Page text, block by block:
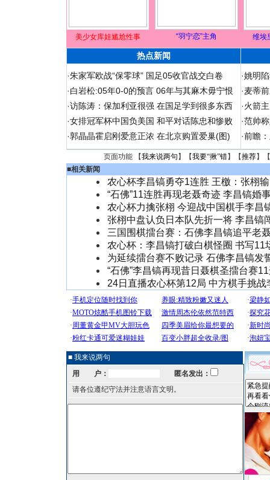
美少女库娃尴尬性事 “羽宁恋”主角 维埃
热点新闻
·朱家军欧战“保零球” 国足05收官战交白卷
·白岩松:05年0-0的预言 06年与其麻木毋宁恨
·访陈涛：保加利亚很强 在国足学到很多东西
·女排冠军杯中国负美国 和平对话陈忠和惨败
·郭晶晶霍启刚爱意正浓 在北京购置爱巢(图)
·姚明
·麦蒂
·火箭
·范帅
·前瞻
页面功能 【我来说两句 】【我要“揪”错】【推荐】
■相关新闻
农心杯李昌镐勇夺1连胜 王檄：张栩
“石佛”11连胜再现老聂奇迹 李昌镐婚
农心杯力擒张栩 今迎战中国棋手李昌
张栩中盘认负日本队先折一将 李昌镐
三国围棋擂台赛：石佛李昌镐追平老
农心杯：李昌镐打破白棋怪圈 书写11
为延续擂台赛不败记录 石佛李昌镐发
“石佛”李昌镐再现昔日聂棋圣擂台赛
24日直播农心杯第12局 中方棋手挑战
■ 我来说两句
用 户：
匿名发出：
请各位遵纪守法并注意语言文明。